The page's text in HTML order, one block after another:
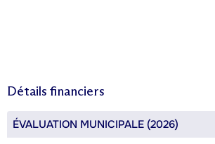
Détails financiers
ÉVALUATION MUNICIPALE (2026)